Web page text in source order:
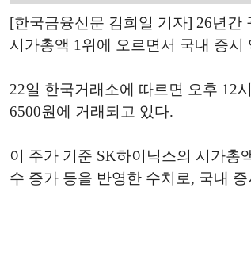
[한국금융신문 김희일 기자] 26년간
시가총액 1위에 오르면서 국내 증
22일 한국거래소에 따르면 오후 12
6500원에 거래되고 있다.
이 주가 기준 SK하이닉스의 시가총
수 증가 등을 반영한 수치로, 국내